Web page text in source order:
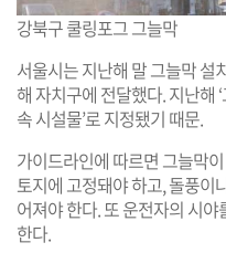
강북구 쿨링포그 그늘막
서울시는 지난해 말 그늘막 설
해 자치구에 전달했다. 지난해
속 시설물’로 지정됐기 때문.
가이드라인에 따르면 그늘막
토지에 고정돼야 하고, 돌풍이
어져야 한다. 또 운전자의 시
한다.